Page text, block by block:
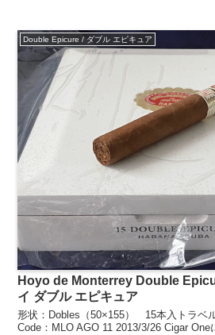
Double Epicure / ダブル エピキュア
Hoyo de Monterrey Double
イ ダブル エピキュア
形状：Dobles（50×155） 15本入トラベ
Code：MLO AGO 11 2013/3/26 Cigar